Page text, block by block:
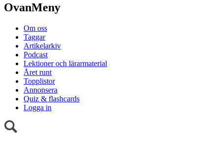
OvanMeny
Om oss
Taggar
Artikelarkiv
Podcast
Lektioner och lärarmaterial
Året runt
Topplistor
Annonsera
Quiz & flashcards
Logga in